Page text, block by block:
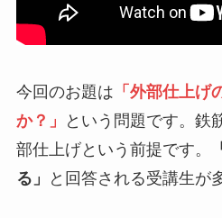
今回のお題は 「外部仕上げ
か？」
という問題です。 鉄
部仕上げという前提です。
る」
と回答される受講生が